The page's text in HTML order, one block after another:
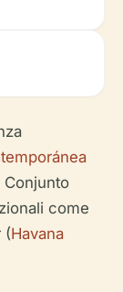
Conjunto
come
(Havana